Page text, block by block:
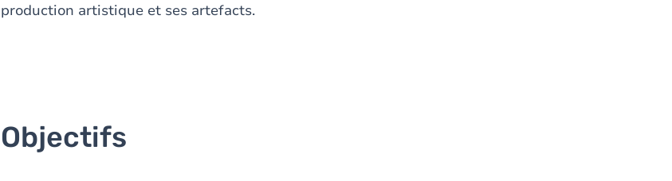
production artistique et ses artefacts.
Objectifs